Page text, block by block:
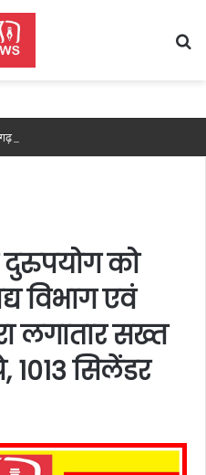
को
विभाग एवं
लगातार सख्त
1013 सिलेंडर